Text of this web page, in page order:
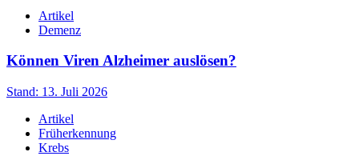
Artikel
Demenz
Können Viren Alzheimer auslösen?
Stand: 13. Juli 2026
Artikel
Früherkennung
Krebs